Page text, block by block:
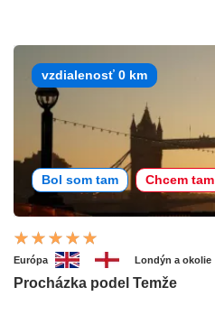
vzdialenosť 0 km
Bol som tam Chcem tam
Európa Londýn a okolie
Procházka podel Temže